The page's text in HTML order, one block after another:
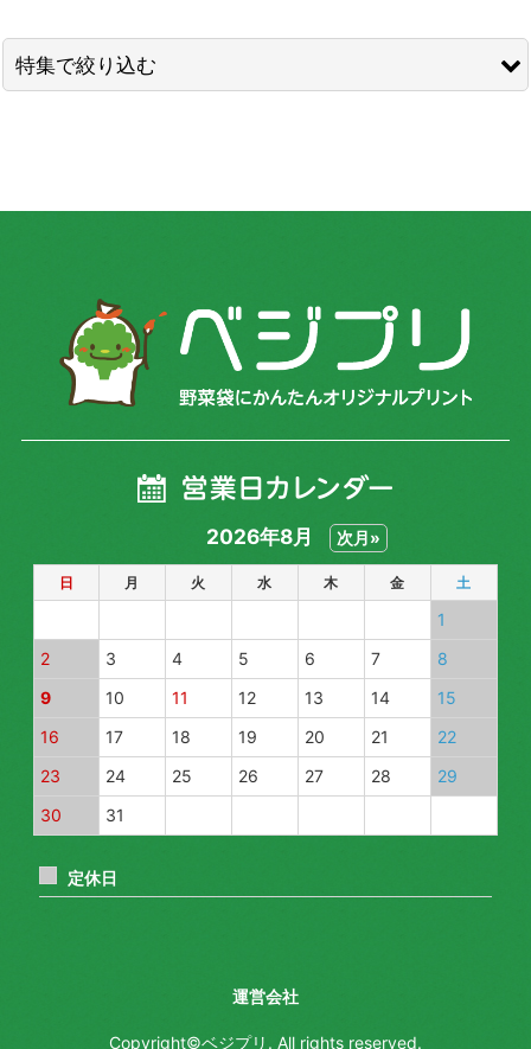
並び順 :
特集で絞り込む
ほうれん草
ちんげん菜
レタス
人参
大根
アスパラ
2026年8月 次月»
日 月 火 水 木 金 土
1
2
3 4 5 6 7
8
9
10 11 12 13 14
15
16
17 18 19 20 21
22
23
24 25 26 27 28
29
30
31
定休日
運営会社
Copyright©ベジプリ. All rights reserved.